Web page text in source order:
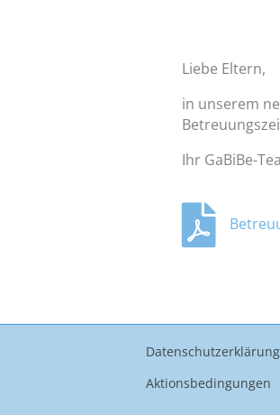
Liebe Eltern,
in unserem
Ihr GaBiBe-
Datenschutzerklärung
Aktionsbedingungen